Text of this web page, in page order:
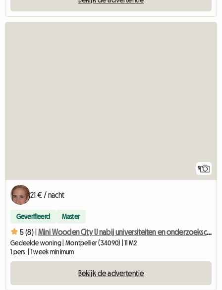
9
21 € / nacht
Geverifieerd Master
5 (8) | Mini Wooden City U nabij universiteiten en onderzoekscentra
Gedeelde woning | Montpellier (34090) | 11 M2
1 pers. | 1 week minimum
Bekijk de advertentie